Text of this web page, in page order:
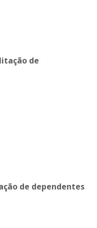
de
de dependentes